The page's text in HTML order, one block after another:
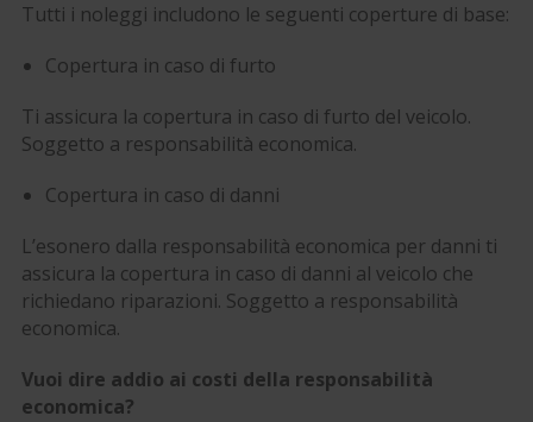
Tutti i noleggi includono le seguenti coperture di base:
Copertura in caso di furto
Ti assicura la copertura in caso di furto del veicolo.
Soggetto a responsabilità economica.
Copertura in caso di danni
L’esonero dalla responsabilità economica per danni ti
assicura la copertura in caso di danni al veicolo che
richiedano riparazioni. Soggetto a responsabilità
economica.
Vuoi dire addio ai costi della responsabilità
economica?